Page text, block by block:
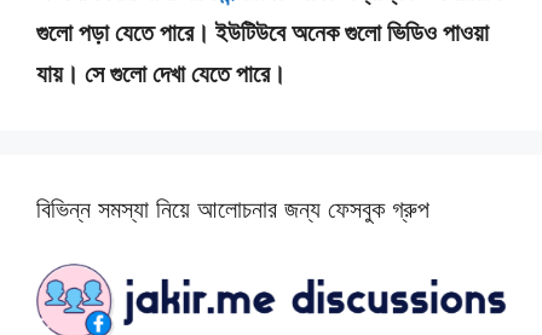
গুলো পড়া যেতে পারে। ইউটিউবে অনেক গুলো ভিডিও পাওয়া
যায়। সে গুলো দেখা যেতে পারে।
বিভিন্ন সমস্যা নিয়ে আলোচনার জন্য ফেসবুক গ্রুপ